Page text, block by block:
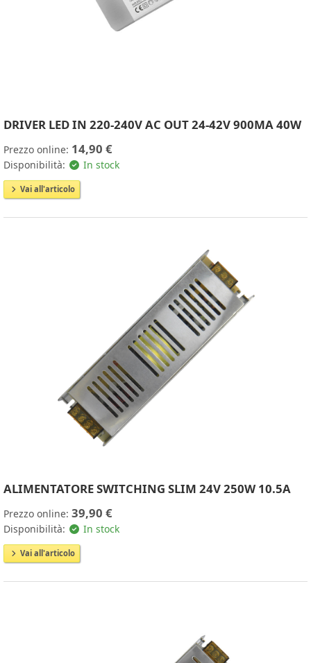
DRIVER LED IN 220-240V AC OUT 24-42V 900MA 40W
Prezzo online: 14,90 €
Disponibilità: In stock
Vai all'articolo
ALIMENTATORE SWITCHING SLIM 24V 250W 10.5A
Prezzo online: 39,90 €
Disponibilità: In stock
Vai all'articolo